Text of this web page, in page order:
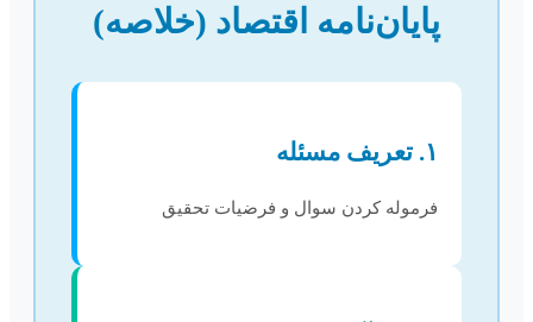
پایان‌نامه اقتصاد (خلاصه)
۱. تعریف مسئله
فرموله کردن سوال و فرضیات تحقیق